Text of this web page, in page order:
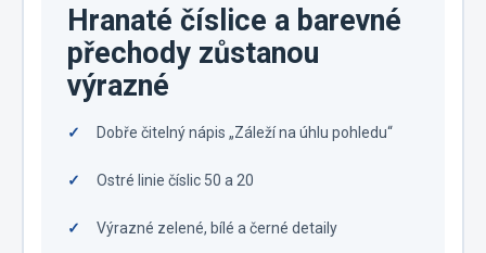
Hranaté číslice a barevné
přechody zůstanou
výrazné
Dobře čitelný nápis „Záleží na úhlu pohledu“
Ostré linie číslic 50 a 20
Výrazné zelené, bílé a černé detaily